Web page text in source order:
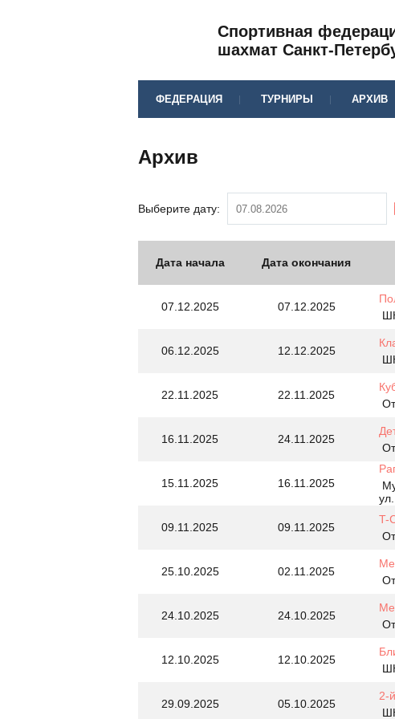
Спортивная
шахмат Санкт-
ФЕДЕРАЦИЯ ТУРНИРЫ АРХИВ
Архив
Выберите дату:
Дата начала Дата окончания
07.12.2025 07.12.2025
06.12.2025 12.12.2025
22.11.2025 22.11.2025
16.11.2025 24.11.2025
15.11.2025 16.11.2025
09.11.2025 09.11.2025
T-
25.10.2025 02.11.2025
24.10.2025 24.10.2025
12.10.2025 12.10.2025
29.09.2025 05.10.2025
2-